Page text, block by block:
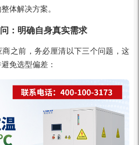
体解决方案。
：明确自身真实需求
商之前，务必厘清以下三个问题，这
免选型偏差：